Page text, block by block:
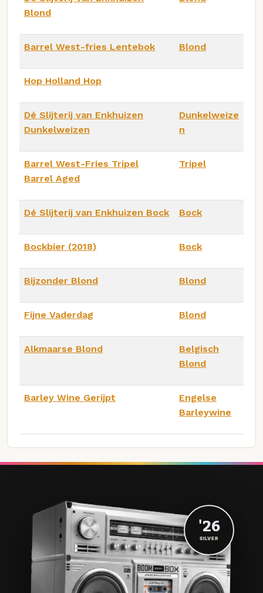
Blond
Barrel West-fries Lentebok Blond
Hop Holland Hop
Dé Slijterij van Enkhuizen
Dunkelweizen
Dunkelweize
n
Barrel West-Fries Tripel
Barrel Aged
Tripel
Dé Slijterij van Enkhuizen Bock Bock
Bockbier (2018) Bock
Bijzonder Blond Blond
Fijne Vaderdag Blond
Alkmaarse Blond
Belgisch
Blond
Barley Wine Gerijpt
Engelse
Barleywine
'26
SILVER